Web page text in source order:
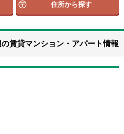
住所から探す
賃貸マンション・アパート情報